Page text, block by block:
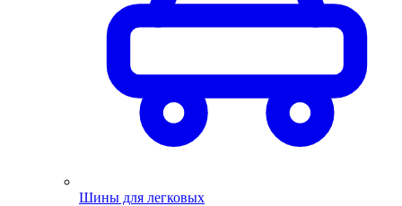
Шины для легковых